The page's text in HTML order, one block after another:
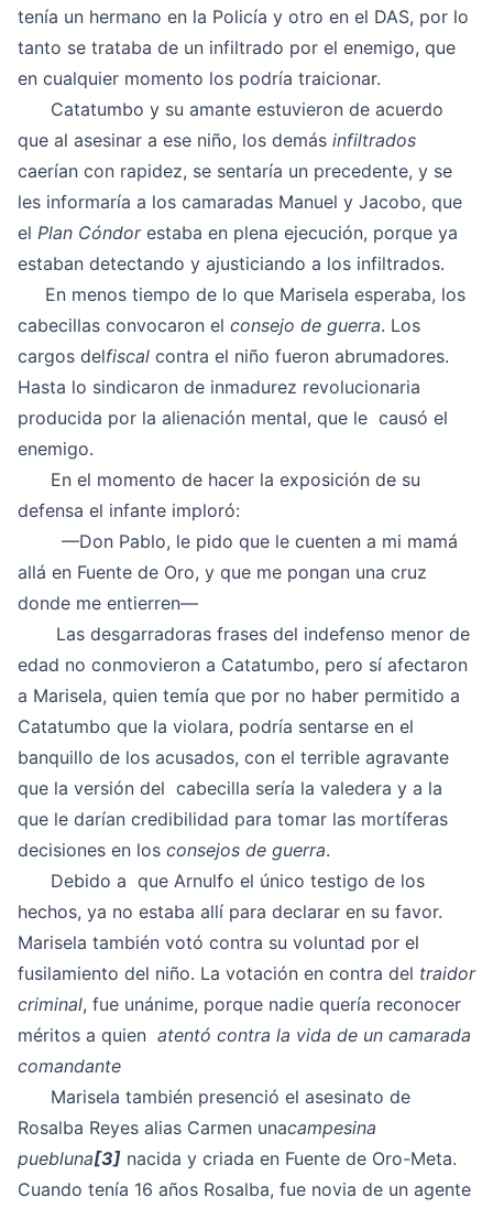
tenía un hermano en la Policía y otro en el DAS, por lo
tanto se trataba de un infiltrado por el enemigo, que
en cualquier momento los podría traicionar.
Catatumbo y su amante estuvieron de acuerdo
que al asesinar a ese niño, los demás infiltrados
caerían con rapidez, se sentaría un precedente, y se
les informaría a los camaradas Manuel y Jacobo, que
el Plan Cóndorestaba en plena ejecución, porque ya
estaban detectando y ajusticiando a los infiltrados.
En menos tiempo de lo que Marisela esperaba, los
cabecillas convocaron el consejo de guerra. Los
cargos delfiscal contra el niño fueron abrumadores.
Hasta lo sindicaron de inmadurez revolucionaria
producida por la alienación mental, que le causó el
enemigo.
En el momento de hacer la exposición de su
defensa el infante imploró:
—Don Pablo, le pido que le cuenten a mi mamá
allá en Fuente de Oro, y que me pongan una cruz
donde me entierren—
Las desgarradoras frases del indefenso menor de
edad no conmovieron a Catatumbo, pero sí afectaron
a Marisela, quien temía que por no haber permitido a
Catatumbo que la violara, podría sentarse en el
banquillo de los acusados, con el terrible agravante
que la versión del cabecilla sería la valedera y a la
que le darían credibilidad para tomar las mortíferas
decisiones en los consejos de guerra.
Debido a que Arnulfo el único testigo de los
hechos, ya no estaba allí para declarar en su favor.
Marisela también votó contra su voluntad por el
fusilamiento del niño. La votación en contra del traidor
criminal, fue unánime, porque nadie quería reconocer
méritos a quien atentó contra la vida de un camarada
comandante
Marisela también presenció el asesinato de
Rosalba Reyes alias Carmen unacampesina
puebluna[3] nacida y criada en Fuente de Oro-Meta.
Cuando tenía 16 años Rosalba, fue novia de un agente